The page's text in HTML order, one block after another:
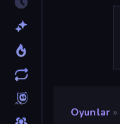
Oyunlar »